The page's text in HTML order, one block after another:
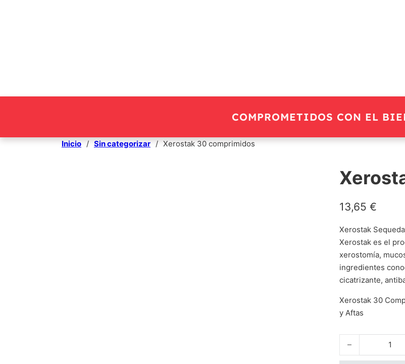
COMPROMETIDOS CON EL
Inicio / Sin categorizar / Xerostak 30 comprimidos
13,65 €
Xerostak
Xerostak es el
xerostomía,
ingredientes
cicatrizante,
Xerostak 30
y Aftas
Xerostak 30